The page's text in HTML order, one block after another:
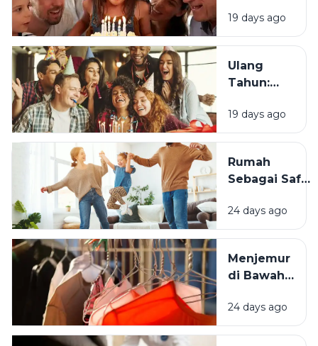
Tradisi
Saat Ulang
19 days ago
Ulang
Tahun:
Momen
Bertambah
Terasa
Istimewa?
19 days ago
Rumah
Sebagai Safe
Mengapa
Lingkungan
Tinggal yang
Bersih
Kesejahteraan
Kita?
24 days ago
Menjemur
di Bawah
atau Di
Tempat
24 days ago